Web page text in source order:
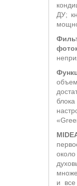
ДУ;
«
и